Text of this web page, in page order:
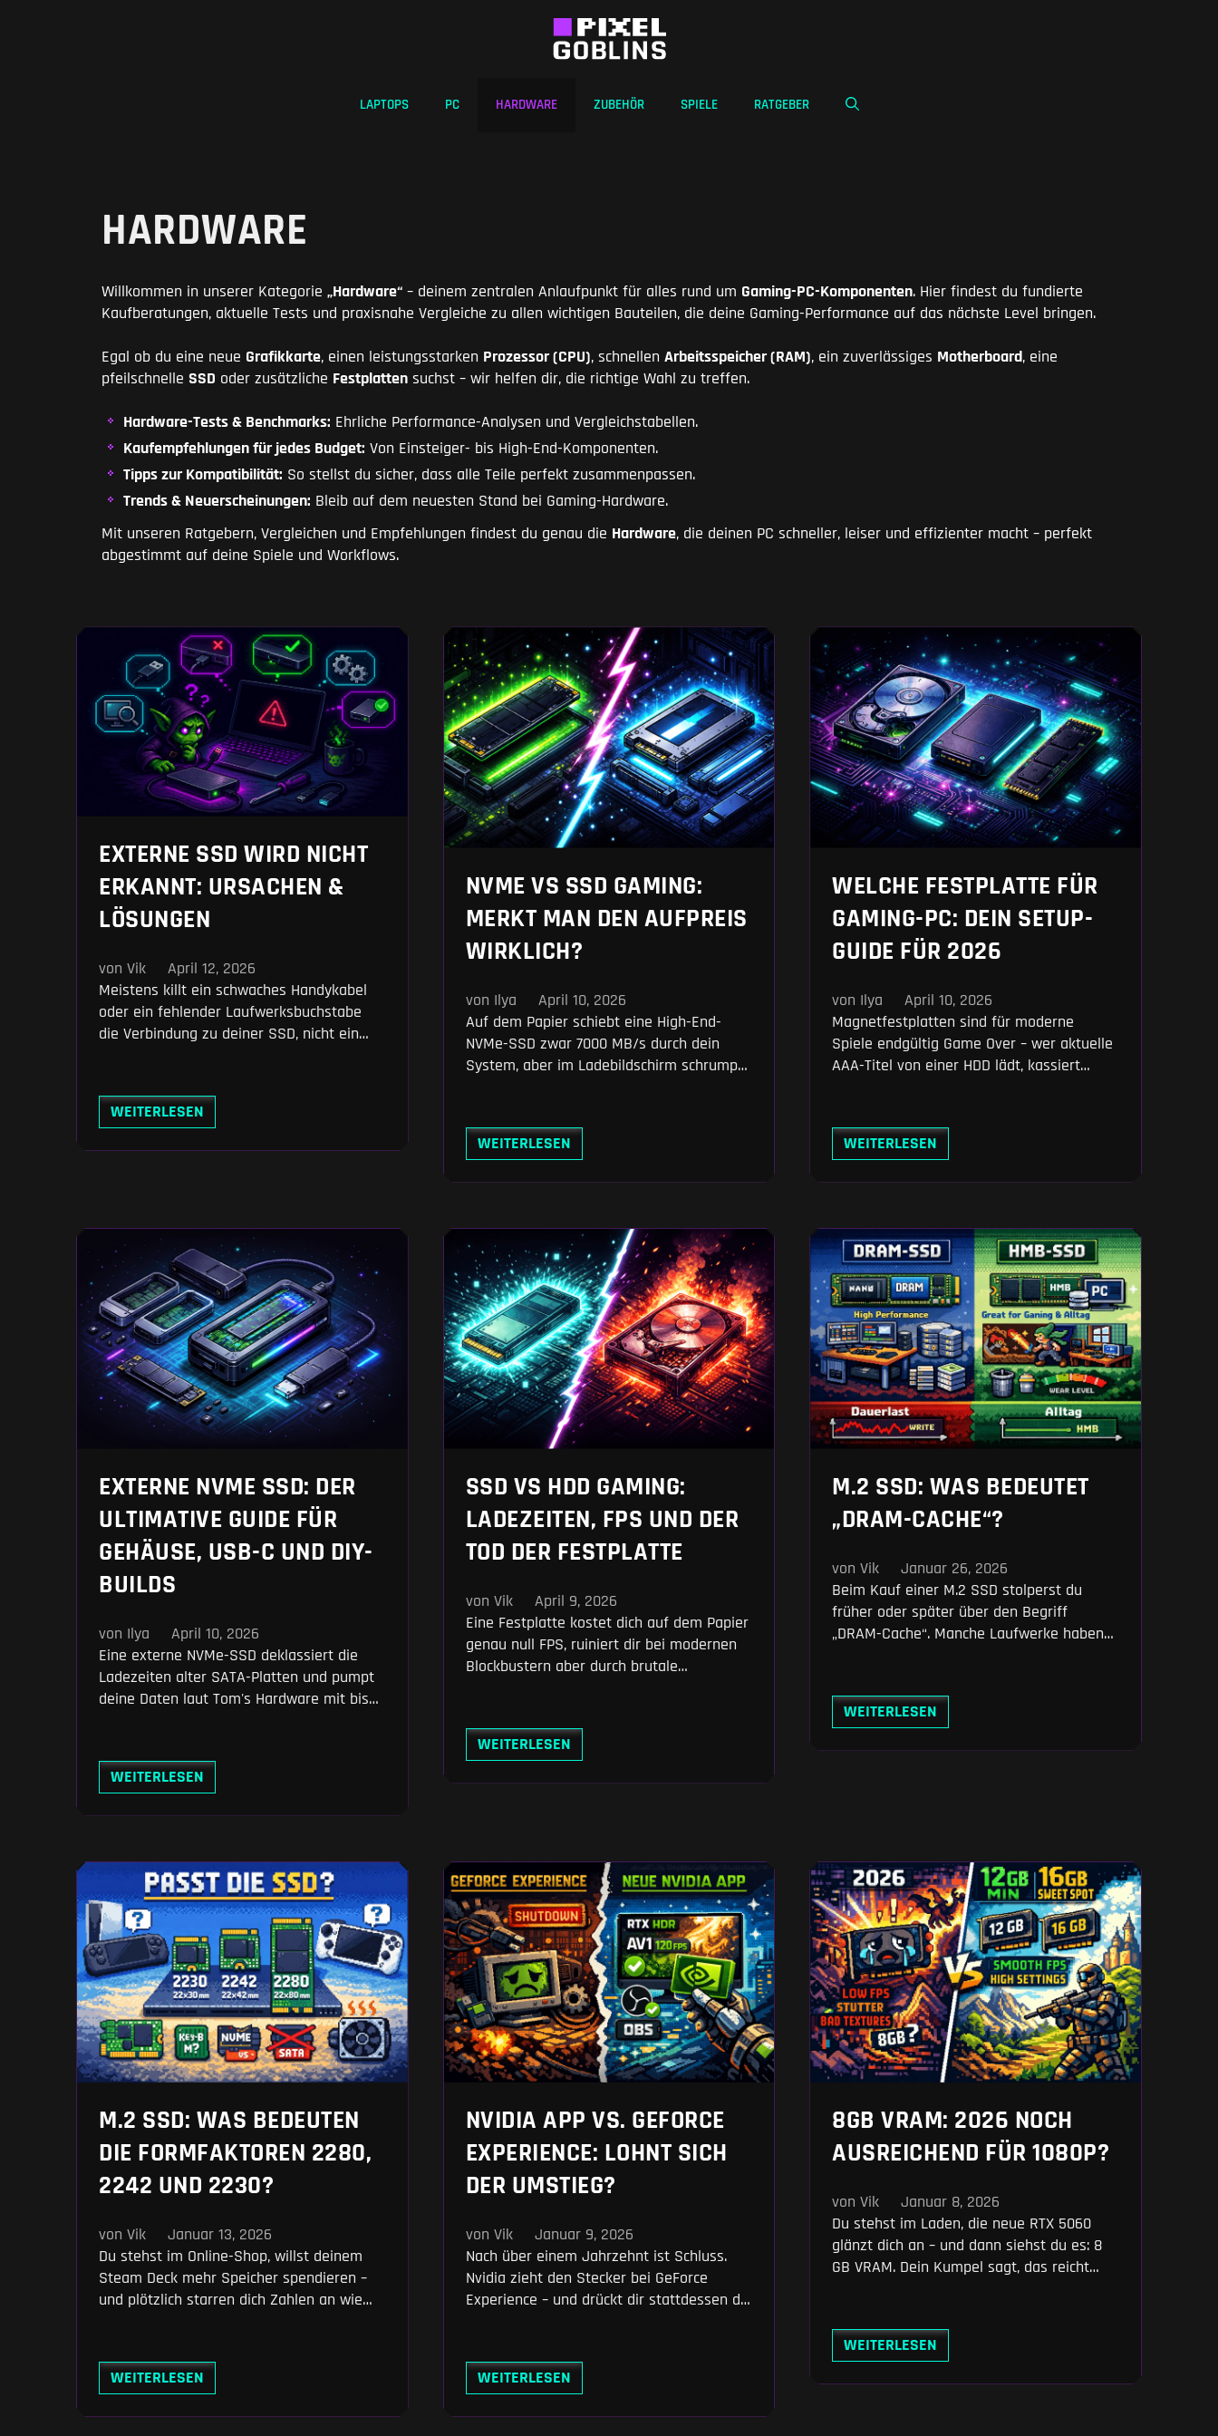
LAPTOPS PC HARDWARE ZUBEHÖR SPIELE RATGEBER
HARDWARE
Willkommen in unserer Kategorie „Hardware“ – deinem zentralen Anlaufpunkt für alles rund um Gaming-PC-Komponenten. Hier findest du fundierte
Kaufberatungen, aktuelle Tests und praxisnahe Vergleiche zu allen wichtigen Bauteilen, die deine Gaming-Performance auf das nächste Level bringen.
Egal ob du eine neue Grafikkarte, einen leistungsstarken Prozessor (CPU), schnellen Arbeitsspeicher (RAM), ein zuverlässiges Motherboard, eine
pfeilschnelle SSD oder zusätzliche Festplatten suchst – wir helfen dir, die richtige Wahl zu treffen.
Hardware-Tests & Benchmarks: Ehrliche Performance-Analysen und Vergleichstabellen.
Kaufempfehlungen für jedes Budget: Von Einsteiger- bis High-End-Komponenten.
Tipps zur Kompatibilität: So stellst du sicher, dass alle Teile perfekt zusammenpassen.
Trends & Neuerscheinungen: Bleib auf dem neuesten Stand bei Gaming-Hardware.
Mit unseren Ratgebern, Vergleichen und Empfehlungen findest du genau die Hardware, die deinen PC schneller, leiser und effizienter macht – perfekt
abgestimmt auf deine Spiele und Workflows.
EXTERNE SSD WIRD NICHT
ERKANNT: URSACHEN &
LÖSUNGEN
von Vik
April 12, 2026
Meistens killt ein schwaches Handykabel
oder ein fehlender Laufwerksbuchstabe
die Verbindung zu deiner SSD, nicht ein
ins macOS-Festplattendienstprogramm.
Mit unseren Fixes – vom simplen exFAT-
WEITERLESEN
NVME VS SSD GAMING:
MERKT MAN DEN AUFPREIS
WIRKLICH?
von Ilya
April 10, 2026
Auf dem Papier schiebt eine High-End-
NVMe-SSD zwar 7000 MB/s durch dein
System, aber im Ladebildschirm schrumpft
als eine Sekunde gegenüber einer
klassischen SATA-Platte zusammen.
nervig große Steam-Updates massiv. Wir
zeigen dir, warum du völlig überteuerte
PCIe-5.0-Laufwerke ignorieren kannst und
wo
WEITERLESEN
WELCHE FESTPLATTE FÜR
GAMING-PC: DEIN SETUP-
GUIDE FÜR 2026
von Ilya
April 10, 2026
Magnetfestplatten sind für moderne
Spiele endgültig Game Over – wer aktuelle
AAA-Titel von einer HDD lädt, kassiert
Pflicht ist und wie du dein Speicher-Setup
für jedes Budget optimal aufbaust. Spare
WEITERLESEN
EXTERNE NVME SSD: DER
ULTIMATIVE GUIDE FÜR
GEHÄUSE, USB-C UND DIY-
BUILDS
von Ilya
April 10, 2026
Eine externe NVMe-SSD deklassiert die
Ladezeiten alter SATA-Platten und pumpt
deine Daten laut Tom's Hardware mit bis
Wegwerf-Hardware und behältst die volle
Kontrolle über zukünftige Upgrades. Wir
Spielebibliothek am besten stemmen.
WEITERLESEN
SSD VS HDD GAMING:
LADEZEITEN, FPS UND DER
TOD DER FESTPLATTE
von Vik
April 9, 2026
Eine Festplatte kostet dich auf dem Papier
genau null FPS, ruiniert dir bei modernen
Blockbustern aber durch brutale
denen von PCGames.de, warum Ladezeiten
von über drei Minuten der Vergangenheit
Upgrade beendet dein Ruckel-Problem
sofort.
WEITERLESEN
M.2 SSD: WAS BEDEUTET
„DRAM-CACHE“?
von Vik
Januar 26, 2026
Beim Kauf einer M.2 SSD stolperst du
früher oder später über den Begriff
„DRAM-Cache“. Manche Laufwerke haben
was steckt wirklich dahinter? Dieser Artikel
erklärt dir verständlich, welche Rolle der
WEITERLESEN
M.2 SSD: WAS BEDEUTEN
DIE FORMFAKTOREN 2280,
2242 UND 2230?
von Vik
Januar 13, 2026
Du stehst im Online-Shop, willst deinem
Steam Deck mehr Speicher spendieren –
und plötzlich starren dich Zahlen an wie
kein Geheimcode, sondern dein Schlüssel
zur richtigen SSD. Und nach diesem Artikel
WEITERLESEN
NVIDIA APP VS. GEFORCE
EXPERIENCE: LOHNT SICH
DER UMSTIEG?
von Vik
Januar 9, 2026
Nach über einem Jahrzehnt ist Schluss.
Nvidia zieht den Stecker bei GeForce
Experience – und drückt dir stattdessen die
nicht. Der Wechsel bringt echte Vorteile,
aber auch ein paar unangenehme
WEITERLESEN
8GB VRAM: 2026 NOCH
AUSREICHEND FÜR 1080P?
von Vik
Januar 8, 2026
Du stehst im Laden, die neue RTX 5060
glänzt dich an – und dann siehst du es: 8
GB VRAM. Dein Kumpel sagt, das reicht
Diese Frage beschäftigt 2026 mehr Gamer
als je zuvor. Denn während GPUs immer
WEITERLESEN